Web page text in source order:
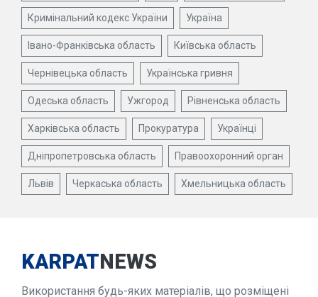
Кримінальний кодекс України Україна
Івано-Франківська область Київська область
Чернівецька область Українська гривня
Одеська область Ужгород Рівненська область
Харківська область Прокуратура Українці
Дніпропетровська область Правоохоронний орган
Львів Черкаська область Хмельницька область
KARPATNEWS
Використання будь-яких матеріалів, що розміщені